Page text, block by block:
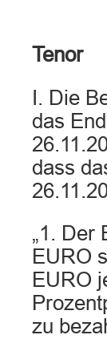
Tenor
I. Die
das
dass
„1. Der
EURO
EURO
zu